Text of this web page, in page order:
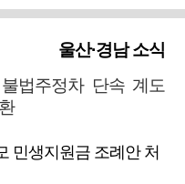
울산·경남 소식
법주정차 단속 계도
민생지원금 조례안 처